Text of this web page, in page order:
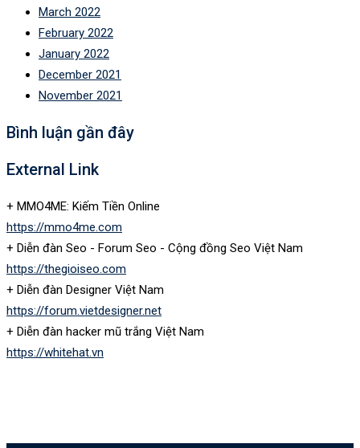
March 2022
February 2022
January 2022
December 2021
November 2021
Bình luận gần đây
External Link
+ MMO4ME: Kiếm Tiền Online
https://mmo4me.com
+ Diễn đàn Seo - Forum Seo - Cộng đồng Seo Việt Nam
https://thegioiseo.com
+ Diễn đàn Designer Việt Nam
https://forum.vietdesigner.net
+ Diễn đàn hacker mũ trắng Việt Nam
https://whitehat.vn